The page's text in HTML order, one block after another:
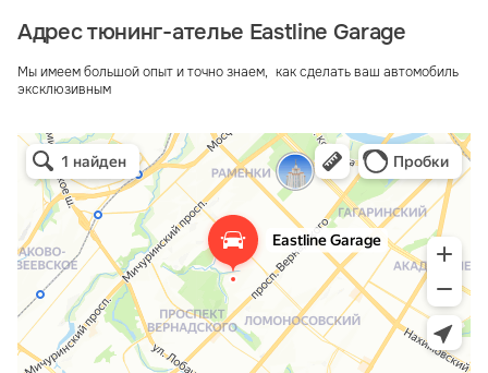
Адрес тюнинг-ателье Eastline Garage
Мы имеем большой опыт и точно знаем, как сделать ваш автомобиль
эксклюзивным